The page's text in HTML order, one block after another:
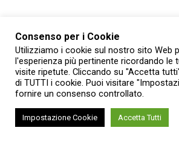
Quello di agosto sarà il mese per
conosciuti e il patrimonio delle
Musei nazionali del Piemonte
visite straordinarie, mostre, concerti e
l’apertura degli appartamenti
Consenso per i Cookie
Utilizziamo i cookie sul nostro sito Web
l'esperienza più pertinente ricordando le
visite ripetute. Cliccando su "Accetta
di TUTTI i cookie. Puoi visitare
fornire un consenso controllato.
Impostazione Cookie Accetta Tutti